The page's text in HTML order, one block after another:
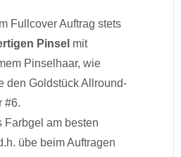
Fullcover Auftrag stets
Pinsel mit
Pinselhaar, wie
den Goldstück Allround-
#6.
Farbgel am besten
übe beim Auftragen